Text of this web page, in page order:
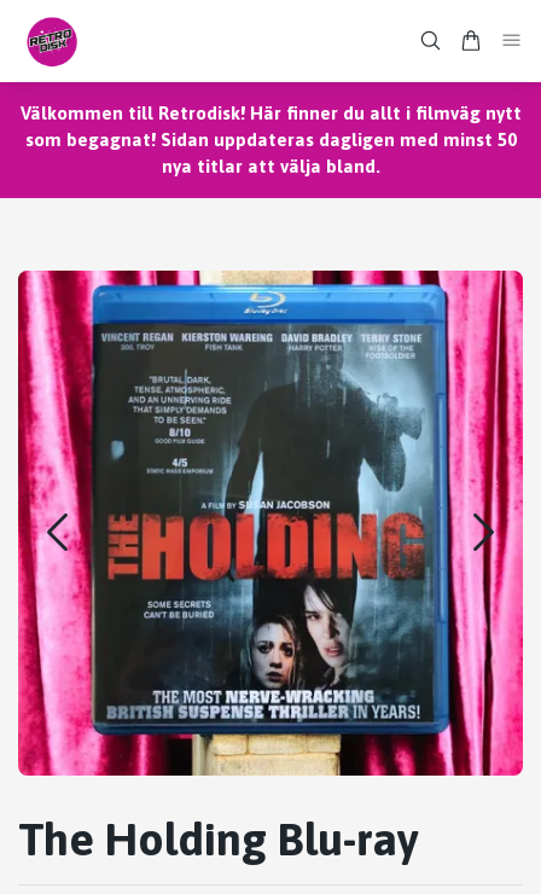
Välkommen till Retrodisk! Här finner du allt i filmväg nytt
som begagnat! Sidan uppdateras dagligen med minst 50
nya titlar att välja bland.
The Holding Blu-ray